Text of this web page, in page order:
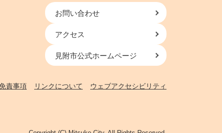
お問い合わせ
アクセス
見附市公式ホームページ
責事項 リンクについて ウェブアクセシビリティ